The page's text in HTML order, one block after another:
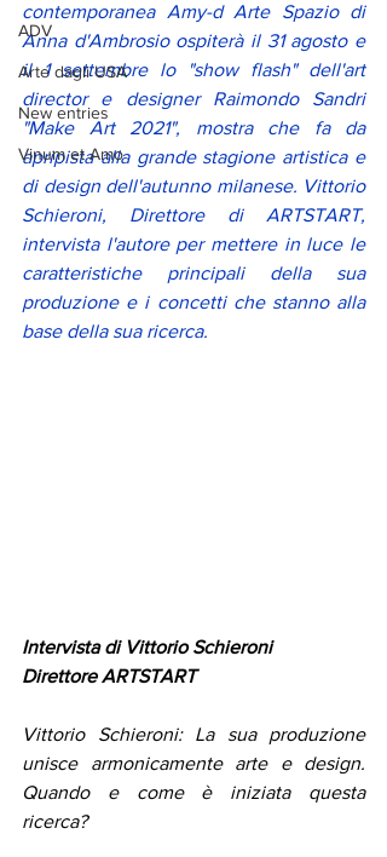
ADV
Arte dagli USA
New entries
Vinum et Amo
contemporanea Amy-d Arte Spazio di
Anna d'Ambrosio ospiterà il 31 agosto e
il 1 settembre lo "show flash" dell'art
director e designer Raimondo Sandri
"Make Art 2021", mostra che fa da
apripista alla grande stagione artistica e
di design dell'autunno milanese. Vittorio
Schieroni, Direttore di ARTSTART,
intervista l'autore per mettere in luce le
caratteristiche principali della sua
produzione e i concetti che stanno alla
base della sua ricerca.
Intervista di Vittorio Schieroni
Direttore ARTSTART
Vittorio Schieroni: La sua produzione
unisce armonicamente arte e design.
Quando e come è iniziata questa
ricerca?